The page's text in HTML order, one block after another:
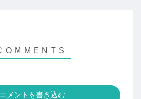
コメントを書き込む